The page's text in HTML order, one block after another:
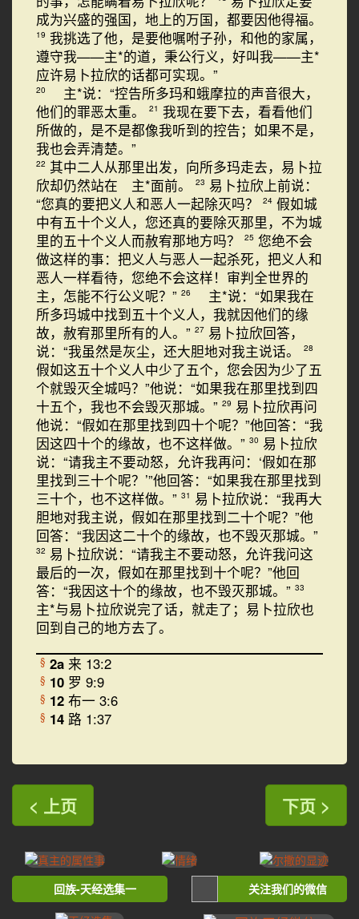
成为兴盛的强国，地上的万国，都要因他得福。
19 我挑选了他，是要他嘱咐子孙，和他的家属，
遵守我——主*的道，秉公行义，好叫我——主*
应许易卜拉欣的话都可实现。”
20
主*说：“控告所多玛和蛾摩拉的声音很大，
他们的罪恶太重。
21 我现在要下去，看看他们
所做的，是不是都像我听到的控告；如果不是，
我也会弄清楚。”
22 其中二人从那里出发，向所多玛走去，易卜拉
欣却仍然站在 主*面前。
23 易卜拉欣上前说：
“您真的要把义人和恶人一起除灭吗？
24 假如城
中有五十个义人，您还真的要除灭那里，不为城
里的五十个义人而赦宥那地方吗？
25 您绝不会
做这样的事：把义人与恶人一起杀死，把义人和
恶人一样看待，您绝不会这样！审判全世界的
主，怎能不行公义呢？” 26
主*说：“如果我在
所多玛城中找到五十个义人，我就因他们的缘
故，赦宥那里所有的人。” 27 易卜拉欣回答，
说：“我虽然是灰尘，还大胆地对我主说话。
28
假如这五十个义人中少了五个，您会因为少了五
个就毁灭全城吗？”他说：“如果我在那里找到四
十五个，我也不会毁灭那城。” 29 易卜拉欣再问
他说：“假如在那里找到四十个呢？”他回答：“我
因这四十个的缘故，也不这样做。” 30 易卜拉欣
说：“请我主不要动怒，允许我再问：‘假如在那
里找到三十个呢？’”他回答：“如果我在那里找到
三十个，也不这样做。” 31 易卜拉欣说：“我再大
胆地对我主说，假如在那里找到二十个呢？”他
回答：“我因这二十个的缘故，也不毁灭那城。”
32 易卜拉欣说：“请我主不要动怒，允许我问这
最后的一次，假如在那里找到十个呢？”他回
答：“我因这十个的缘故，也不毁灭那城。” 33
主*与易卜拉欣说完了话，就走了；易卜拉欣也
回到自己的地方去了。
§ 2a 来 13:2
§ 10 罗 9:9
§ 12 布一 3:6
§ 14 路 1:37
< 上页 下页 >
回族-天经选集一 关注我们的微信